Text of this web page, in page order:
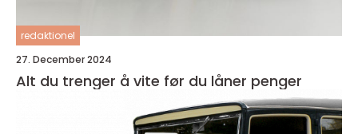
redaktionel
27. December 2024
Alt du trenger å vite før du låner penger